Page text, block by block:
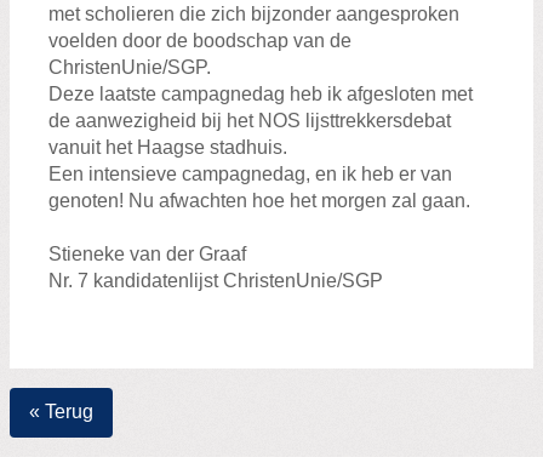
met scholieren die zich bijzonder aangesproken
voelden door de boodschap van de
ChristenUnie/SGP.
Deze laatste campagnedag heb ik afgesloten met
de aanwezigheid bij het NOS lijsttrekkersdebat
vanuit het Haagse stadhuis.
Een intensieve campagnedag, en ik heb er van
genoten! Nu afwachten hoe het morgen zal gaan.
Stieneke van der Graaf
Nr. 7 kandidatenlijst ChristenUnie/SGP
« Terug